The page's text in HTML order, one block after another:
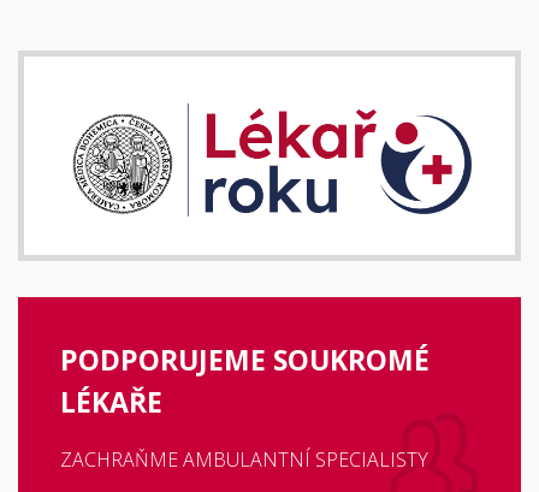
PODPORUJEME SOUKROMÉ
LÉKAŘE
ZACHRAŇME AMBULANTNÍ SPECIALISTY